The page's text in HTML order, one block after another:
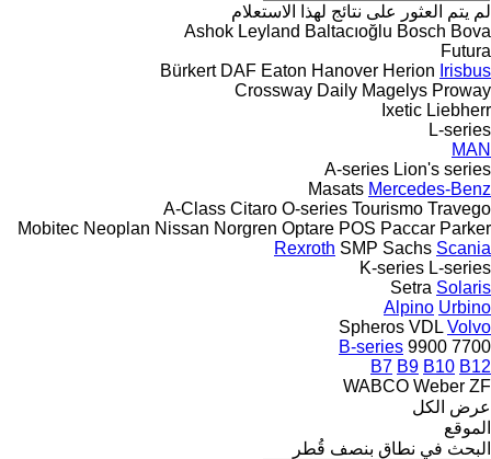
لم يتم العثور على نتائج لهذا الاستعلام
Ashok Leyland Baltacıoğlu Bosch Bova
Futura
Bürkert DAF Eaton Hanover Herion Irisbus
Crossway Daily Magelys Proway
Ixetic Liebherr
L-series
MAN
A-series Lion's series
Masats Mercedes-Benz
A-Class Citaro O-series Tourismo Travego
Mobitec Neoplan Nissan Norgren Optare POS Paccar Parker
Rexroth SMP Sachs Scania
K-series L-series
Setra Solaris
Alpino Urbino
Spheros VDL Volvo
7700
9900
B-series
B7 B9 B10 B12
WABCO Weber ZF
عرض الكل
الموقع
البحث في نطاق بنصف قُطر